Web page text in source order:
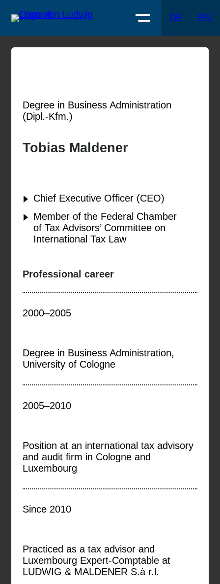
DE EN
Degree in Business Administration
(Dipl.-Kfm.)
Tobias Maldener
Chief Executive Officer (CEO)
Member of the Federal Chamber
of Tax Advisors’ Committee on
International Tax Law
Professional career
2000–2005
Degree in Business Administration,
University of Cologne
2005–2010
Position at an international tax advisory
and audit firm in Cologne and
Luxembourg
Since 2010
Practiced as a tax advisor and
Luxembourg Expert-Comptable at
LUDWIG & MALDENER S.à r.l.